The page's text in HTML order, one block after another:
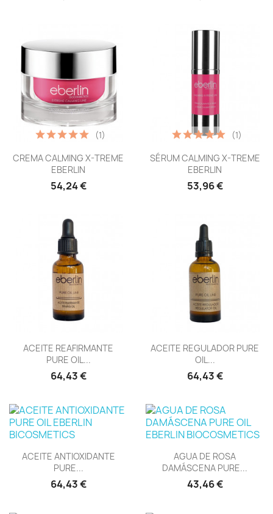
Vista rápida
CREMA CALMING X-TREME
EBERLIN
54,24 €
(1)
Vista rápida
SÉRUM CALMING X-TREME
EBERLIN
53,96 €
(1)
Vista rápida
ACEITE REAFIRMANTE
PURE OIL...
64,43 €
 Vista rápida
ACEITE REGULADOR PURE
OIL...
64,43 €
Vista rápida
ACEITE ANTIOXIDANTE
PURE...
64,43 €
Vista rápida
AGUA DE ROSA
DAMÁSCENA PURE...
43,46 €